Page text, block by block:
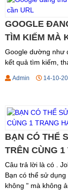
GOOGLE
TÌM KIẾM MÀ
Google dường như
kết quả tìm kiếm,
Admin 14-10-
BẠN CÓ THỂ
TRÊN CÙNG
Câu trả lời là có .
Bạn có thể sử
không " mà không